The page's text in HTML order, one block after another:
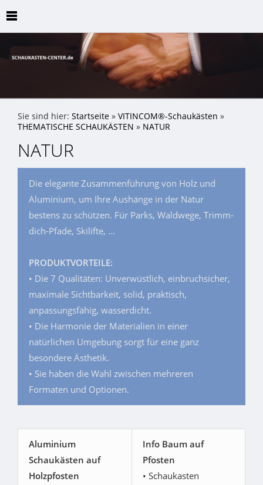
Sie sind hier: Startseite » VITINCOM®-Schaukästen »
THEMATISCHE SCHAUKÄSTEN » NATUR
NATUR
Die elegante Zusammenführung von Holz und
Aluminium, um Ihre Aushänge in der Natur
bestens zu schützen. Für Parks, Waldwege, Trimm-
dich-Pfade, Skilifte, ...
PRODUKTVORTEILE:
• Die 7 Qualitäten: Unverwüstlich, einbruchsicher,
maximale Sichtbarkeit, solid, praktisch,
anpassungsfähig, wasserdicht.
• Die Harmonie der Materialien in einer
natürlichen Umgebung sorgt für eine ganz
besondere Ästhetik.
• Sie haben die Wahl zwischen mehreren
Formaten und Optionen.
Aluminium
Schaukästen auf
Holzpfosten
Info Baum auf
Pfosten
• Schaukasten